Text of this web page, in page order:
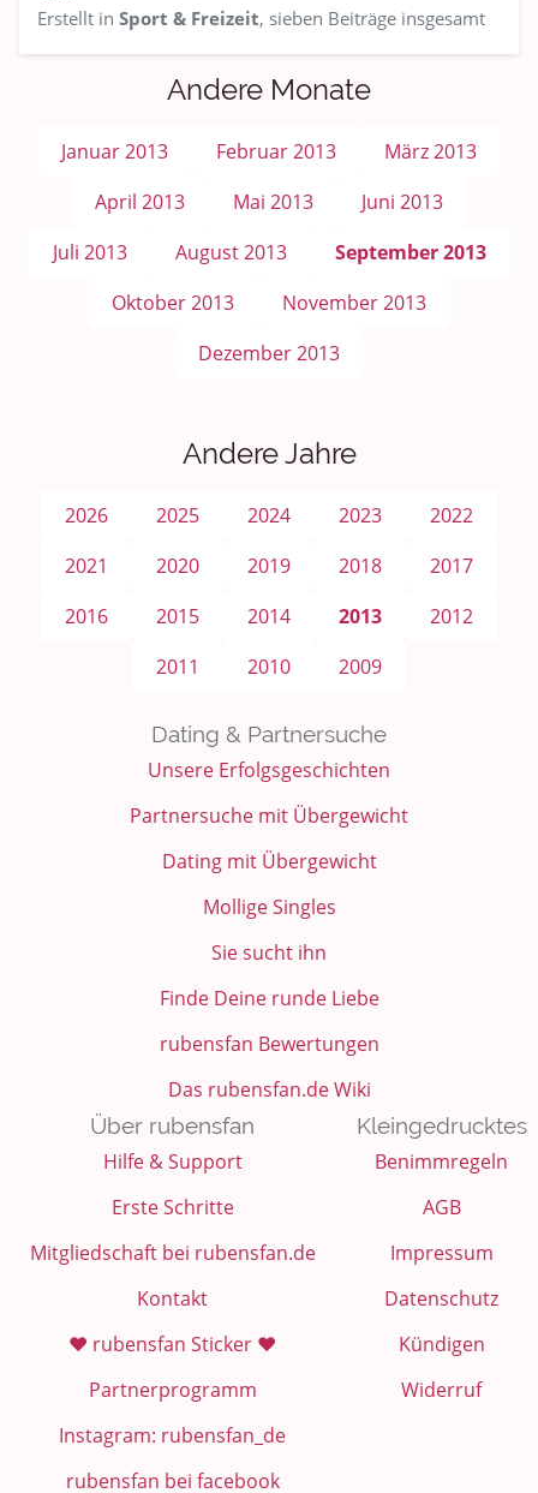
Erstellt in Sport & Freizeit, sieben Beiträge insgesamt
Andere Monate
Januar 2013 Februar 2013
März 2013
April 2013
Mai 2013
Juni 2013
Juli 2013
August 2013
September 2013
Oktober 2013
November 2013
Dezember 2013
Andere Jahre
2026 2025 2024 2023
2022
2021
2020 2019 2018
2017
2016
2015 2014 2013
2012
2011
2010 2009
Dating & Partnersuche
Unsere Erfolgsgeschichten
Partnersuche mit Übergewicht
Dating mit Übergewicht
Mollige Singles
Sie sucht ihn
Finde Deine runde Liebe
rubensfan Bewertungen
Das rubensfan.de Wiki
Über rubensfan
Hilfe & Support
Erste Schritte
Mitgliedschaft bei rubensfan.de
Kontakt
❤️ rubensfan Sticker ❤️
Partnerprogramm
Instagram: rubensfan_de
rubensfan bei facebook
Kleingedrucktes
Benimmregeln
AGB
Impressum
Datenschutz
Kündigen
Widerruf